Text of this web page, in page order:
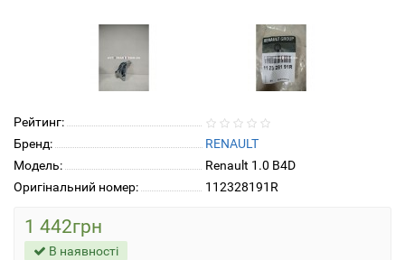
Рейтинг:
Бренд:
RENAULT
Модель:
Renault 1.0 B4D
Оригінальний номер:
112328191R
1 442грн
В наявності